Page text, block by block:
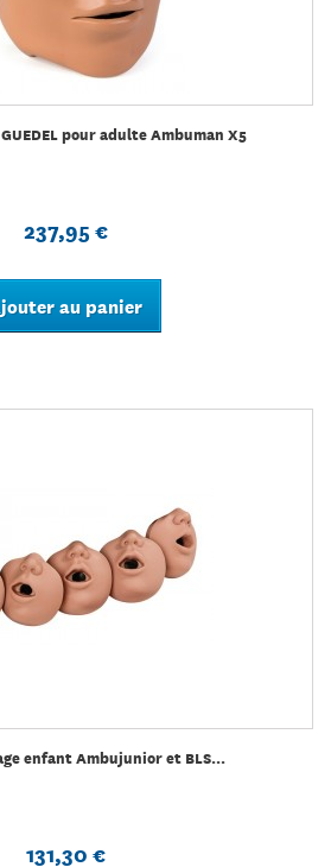
pour adulte Ambuman X5
237,95 €
au panier
enfant Ambujunior et BLS...
131,30 €